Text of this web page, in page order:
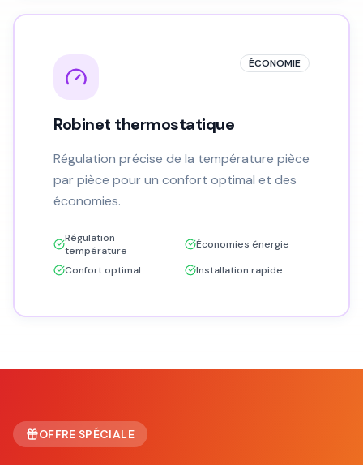
ÉCONOMIE
Robinet thermostatique
Régulation précise de la température pièce
par pièce pour un confort optimal et des
économies.
Régulation
température
Économies énergie
Confort optimal
Installation rapide
OFFRE SPÉCIALE